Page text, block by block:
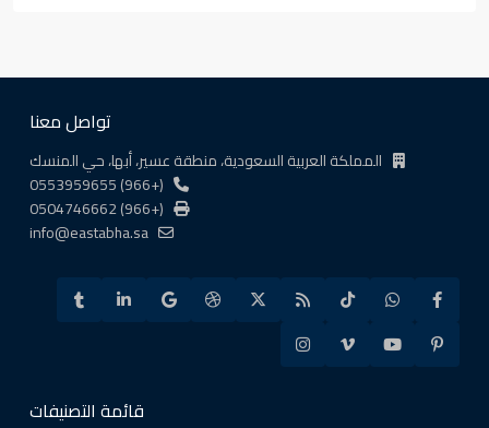
تواصل معنا
المملكة العربية السعودية، منطقة عسير، أبها، حي المنسك
(+966) 0553959655
(+966) 0504746662
info@eastabha.sa
قائمة التصنيفات